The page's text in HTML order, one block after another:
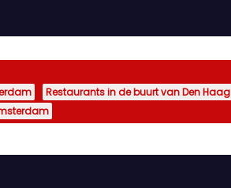
Restaurants in de buurt van Den Haag